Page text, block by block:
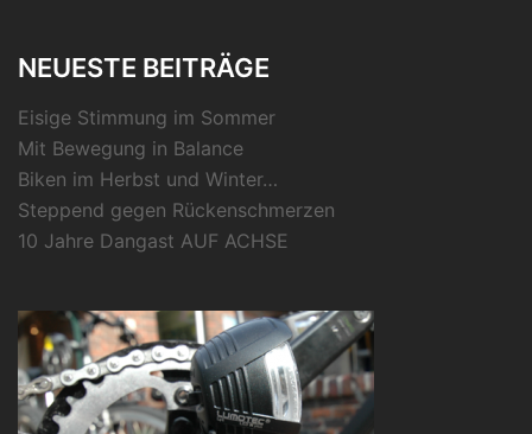
NEUESTE BEITRÄGE
Eisige Stimmung im Sommer
Mit Bewegung in Balance
Biken im Herbst und Winter…
Steppend gegen Rückenschmerzen
10 Jahre Dangast AUF ACHSE